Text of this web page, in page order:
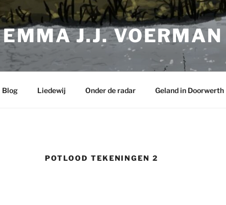
EMMA J.J. VOERMAN
Blog Liedewij Onder de radar Geland in Doorwerth
POTLOOD TEKENINGEN 2